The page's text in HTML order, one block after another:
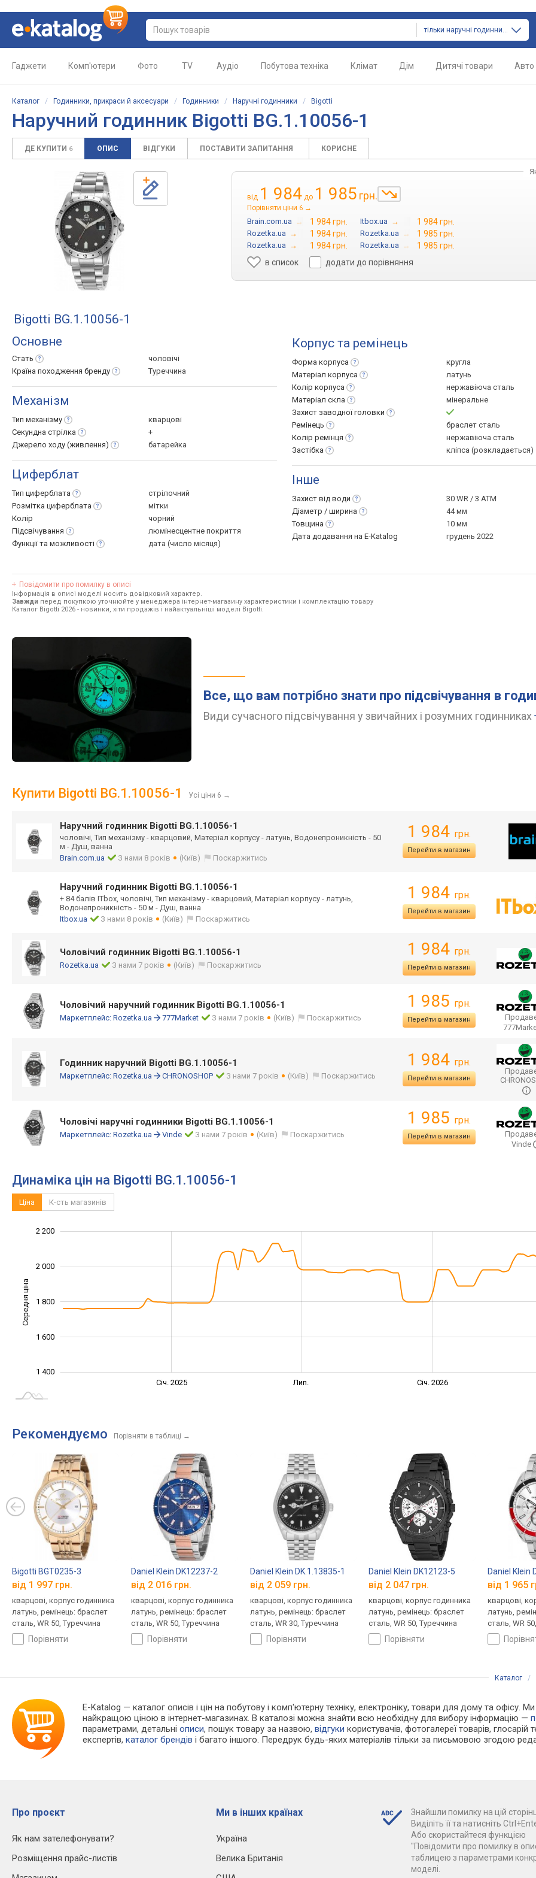
тільки наручні годинники
Гаджети Комп'ютери Фото TV Аудіо Побутова техніка Клімат Дім Дитячі товари Авто
Каталог / Годинники, прикраси й аксесуари / Годинники / Наручні годинники / Bigotti
Наручний годинник Bigotti BG.1.10056-1
ДЕ КУПИТИ 6 ОПИС ВІДГУКИ ПОСТАВИТИ ЗАПИТАННЯ КОРИСНЕ
від 1 984 до 1 985 грн.
Порівняти ціни 6 →
Brain.com.ua → 1 984 грн. Itbox.ua → 1 984 грн.
Rozetka.ua → 1 984 грн. Rozetka.ua → 1 985 грн.
Rozetka.ua → 1 984 грн. Rozetka.ua →
1 985 грн.
в список
додати до порівняння
Bigotti BG.1.10056-1
Основне
Стать
чоловічі
Країна походження бренду Туреччина
Механізм
Тип механізму
кварцові
Секундна стрілка
+
Джерело ходу (живлення) батарейка
Циферблат
Тип циферблата
стрілочний
Розмітка циферблата
мітки
Колір
чорний
Підсвічування
люмінесцентне покриття
Функції та можливості дата (число місяця)
Корпус та ремінець
Форма корпуса
кругла
Матеріал корпуса
латунь
Колір корпуса
нержавіюча сталь
Матеріал скла
мінеральне
Захист заводноїголовки
Ремінець
браслет сталь
Колір ремінця
нержавіюча сталь
Застібка
кліпса (розкладається)
Інше
Захист від води
30 WR / 3 ATM
Діаметр / ширина
44 мм
Товщина
10 мм
Дата додавання на E-Katalog
грудень 2022
Повідомити про помилку в описі
Інформація в описі моделі носить довідковий характер.
Завжди перед покупкою уточнюйте у менеджера інтернет-магазину характеристики і комплектацію товару
Каталог Bigotti 2026 - новинки, хіти продажів і найактуальніші моделі Bigotti.
Все, що вам потрібно знати про підсвічування в
Види сучасного підсвічування у звичайних і розумних годинниках
Купити Bigotti BG.1.10056-1 Усі ціни 6 →
Наручний годинник Bigotti BG.1.10056-1
чоловічі, Тип механізму - кварцовий, Матеріал корпусу - латунь, Водонепроникність - 50
м - Душ, ванна
Brain.com.ua
З нами 8 років (Київ) Поскаржитись
1 984 грн.
Перейти в магазин
Наручний годинник Bigotti BG.1.10056-1
+ 84 балів ITbox, чоловічі, Тип механізму - кварцовий, Матеріал корпусу - латунь,
Водонепроникність - 50 м - Душ, ванна
Itbox.ua
З нами 8 років (Київ) Поскаржитись
1 984 грн.
Перейти в магазин
Чоловічий годинник Bigotti BG.1.10056-1
Rozetka.ua З нами 7 років (Київ) Поскаржитись
1 984 грн.
Перейти в магазин
Чоловічий наручний годинник Bigotti BG.1.10056-1
Маркетплейс: Rozetka.ua 777Market З нами 7 років (Київ) Поскаржитись
1 985 грн.
Перейти в магазин
Годинник наручний Bigotti BG.1.10056-1
Маркетплейс: Rozetka.ua CHRONOSHOP З нами 7 років (Київ) Поскаржитись
1 984 грн.
Перейти в магазин
Чоловічі наручні годинники Bigotti BG.1.10056-1
Маркетплейс: Rozetka.ua Vinde З нами 7 років (Київ) Поскаржитись
1 985 грн.
Перейти в магазин
Vinde
Динаміка цін на Bigotti BG.1.10056-1
Ціна К-сть магазинів
Середня ціна 1 500
1 400
1 600
1 800
2 000
2 200
Січ. 2025 Лип. Січ. 2026
Рекомендуємо Порівняти в таблиці →
Bigotti BGT0235-3
від 1 997 грн.
кварцові, корпус годинника
латунь, ремінець: браслет
сталь, WR 50, Туреччина
порівняти
Daniel Klein DK12237-2
від 2 016 грн.
кварцові, корпус годинника
латунь, ремінець: браслет
сталь, WR 50, Туреччина
порівняти
Daniel Klein DK.1.13835-1
від 2 059 грн.
кварцові, корпус годинника
латунь, ремінець: браслет
сталь, WR 30, Туреччина
порівняти
Daniel Klein DK12123-5
від 2 047 грн.
кварцові, корпус годинника
латунь, ремінець: браслет
сталь, WR 50, Туреччина
порівняти
Daniel Klein
від 1 965
кварцові,
латунь,
сталь, WR
Каталог /
E-Katalog — каталог описів і цін на побутову і комп'ютерну техніку, електроніку, товари для дому та офісу.
найкращою ціною в інтернет-магазинах. В каталозі можна знайти всю необхідну для вибору інформацію —
параметрами, детальніописи, пошук товару за назвою,відгуки користувачів, фотогалереї товарів, глосарій
експертів,каталог брендів і багато іншого. Передрук будь-яких матеріалів тільки за письмовою згодою
Про проєкт
Як нам зателефонувати?
Розміщення прайс-листів
Ми в інших країнах
Україна
Велика Британія
Знайшли помилку на цій
Виділіть її та натисніть
Або скористайтеся функцією
"Повідомити про помилку в
таблицею з параметрами
моделі.